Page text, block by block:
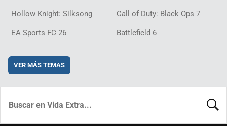
Hollow Knight: Silksong Call of Duty: Black Ops 7
EA Sports FC 26 Battlefield 6
VER MÁS TEMAS